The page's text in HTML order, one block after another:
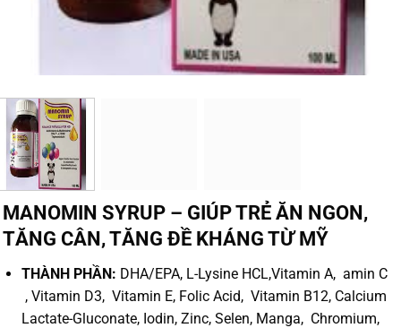
MANOMIN SYRUP – GIÚP TRẺ ĂN NGON,
TĂNG CÂN, TĂNG ĐỀ KHÁNG TỪ MỸ
THÀNH PHẦN: DHA/EPA, L-Lysine HCL,Vitamin A, amin C
, Vitamin D3, Vitamin E, Folic Acid, Vitamin B12, Calcium
Lactate-Gluconate, Iodin, Zinc, Selen, Manga, Chromium,